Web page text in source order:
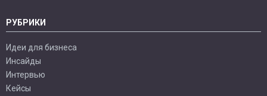
РУБРИКИ
Идеи для бизнеса
Инсайды
Интервью
Кейсы